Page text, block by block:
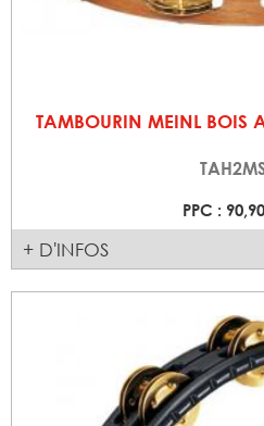
TAMBOURIN MEINL BOIS
PPC :
+ D'INFOS